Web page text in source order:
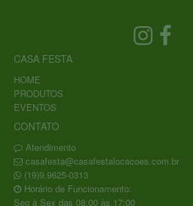
CASA FESTA
HOME
PRODUTOS
EVENTOS
CONTATO
Atendimento
casafesta@casafestalocacoes.com.br
(19)9.9625-0313
Horário de Funcionamento:
Seg à Sex das 08:00 às 17:00